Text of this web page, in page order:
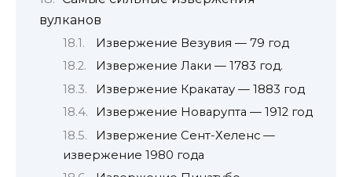
вулканов
Извержение Везувия — 79 год
Извержение Лаки — 1783 год.
Извержение Кракатау — 1883 год
Извержение Новарупта — 1912 год
Извержение Сент-Хеленс —
извержение 1980 года